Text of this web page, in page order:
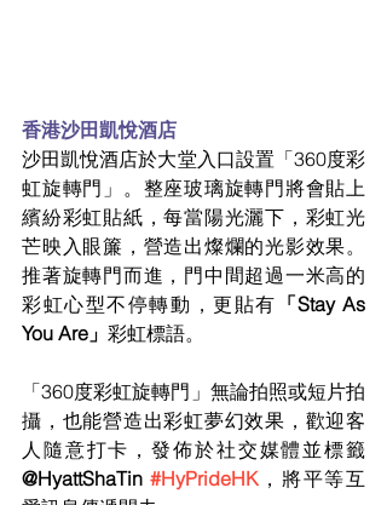
香港沙田凱悅酒店
沙田凱悅酒店於大堂入口設置「360度彩
虹旋轉門」。整座玻璃旋轉門將會貼上
繽紛彩虹貼紙，每當陽光灑下，彩虹光
芒映入眼簾，營造出燦爛的光影效果。
推著旋轉門而進，門中間超過一米高的
彩虹心型不停轉動，更貼有 「Stay As
You Are」 彩虹標語。
「360度彩虹旋轉門」無論拍照或短片拍
攝，也能營造出彩虹夢幻效果，歡迎客
@HyattShaTin #HyPrideHK，將平等互